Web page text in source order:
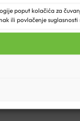
poput kolačića za
ili povlačenje